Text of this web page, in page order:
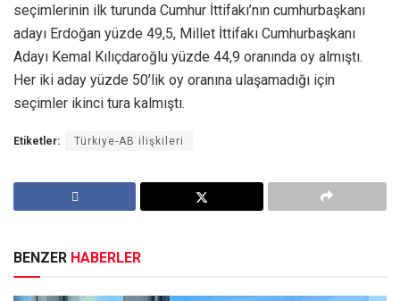
seçimlerinin ilk turunda Cumhur İttifakı’nın cumhurbaşkanı
adayı Erdoğan yüzde 49,5, Millet İttifakı Cumhurbaşkanı
Adayı Kemal Kılıçdaroğlu yüzde 44,9 oranında oy almıştı.
Her iki aday yüzde 50’lik oy oranına ulaşamadığı için
seçimler ikinci tura kalmıştı.
Etiketler: Türkiye-AB ilişkileri
BENZER HABERLER